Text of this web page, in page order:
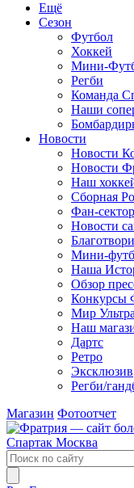
Ещё
Сезон
Футбол
Хоккей
Мини-
Регби
Команда
Наши
Новости
Новости
Новости
Наш
Сборная
Фан-cектор
Новости
Мини-
Наша
Обзор
Конкурсы
Мир
Наш
Дартс
Ретро
Эксклюзив
Регби/
Магазин Фотоотчет